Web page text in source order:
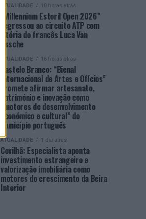
ATUALIDADE 10 horas atrás
“Millennium Estoril Open 2026”
regressou ao circuito ATP com
vitória do francês Luca Van
Assche
ATUALIDADE 16 horas atrás
Castelo Branco: “Bienal
Internacional de Artes e Ofícios”
promete afirmar artesanato,
património e inovação como
“motores de desenvolvimento
económico e cultural” do
município português
ATUALIDADE 1 dia atrás
Covilhã: Especialista aponta
investimento estrangeiro e
valorização imobiliária como
motores do crescimento da Beira
Interior